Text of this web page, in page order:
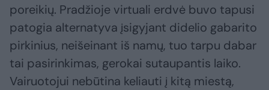
poreikių. Pradžioje virtuali erdvė buvo tapusi
patogia alternatyva įsigyjant didelio gabarito
pirkinius, neišeinant iš namų, tuo tarpu dabar
tai pasirinkimas, gerokai sutaupantis laiko.
Vairuotojui nebūtina keliauti į kitą miestą,